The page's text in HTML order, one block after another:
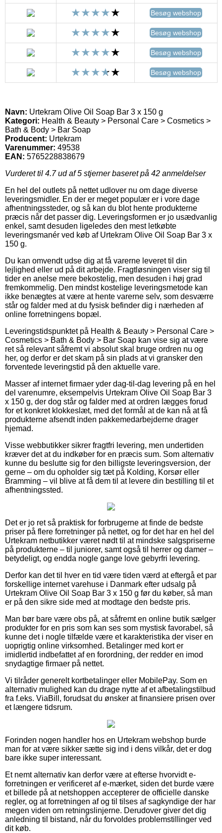
Besøg webshop
Besøg webshop
Besøg webshop
Besøg webshop
Navn: Urtekram Olive Oil Soap Bar 3 x 150 g
Kategori: Health & Beauty > Personal Care > Cosmetics >
Bath & Body > Bar Soap
Producent: Urtekram
Varenummer: 49538
EAN: 5765228838679
Vurderet til 4.7ud af 5 stjerner baseret på 42 anmeldelser
En hel del outlets på nettet udlover nu om dage diverse
leveringsmidler. En der er meget populær er i vore dage
afhentningssteder, og så kan du blot hente produkterne
præcis når det passer dig. Leveringsformen er jo usædvanlig
enkel, samt desuden ligeledes den mest letkøbte
leveringsmanér ved køb af Urtekram Olive Oil Soap Bar 3 x
150 g.
Du kan omvendt udse dig at få varerne leveret til din
lejlighed eller ud på dit arbejde. Fragtløsningen viser sig til
tider en anelse mere bekostelig, men desuden i høj grad
fremkommelig. Den mindst kostelige leveringsmetode kan
ikke benægtes at være at hente varerne selv, som desværre
står og falder med at du fysisk befinder dig i nærheden af
online forretningens bopæl.
Leveringstidspunktet på Health & Beauty > Personal Care >
Cosmetics > Bath & Body > Bar Soap kan vise sig at være
ret så relevant såfremt vi absolut skal bruge ordren nu og
her, og derfor er det skam på sin plads at vi gransker den
forventede leveringstid på den aktuelle vare.
Masser af internet firmaer yder dag-til-dag levering på en hel
del varenumre, eksempelvis Urtekram Olive Oil Soap Bar 3
x 150 g, der dog står og falder med at ordren lægges forud
for et konkret klokkeslæt, med det formål at de kan nå at få
produkterne afsendt inden pakkemedarbejderne drager
hjemad.
Visse webbutikker sikrer fragtfri levering, men undertiden
kræver det at du indkøber for en præcis sum. Som alternativ
kunne du beslutte sig for den billigste leveringsversion, der
gerne – om du opholder sig tæt på Kolding, Korsør eller
Bramming – vil blive at få dem til at levere din bestilling til et
afhentningssted.
Det er jo ret så praktisk for forbrugerne at finde de bedste
priser på flere forretninger på nettet, og for det har en hel del
Urtekram netbutikker været nødt til at mindske salgspriserne
på produkterne – til juniorer, samt også til herrer og damer –
betydeligt, og endda nogle gange love gebyrfri levering.
Derfor kan det til hver en tid være tiden værd at eftergå et par
forskellige internet varehuse i Danmark efter udsalg på
Urtekram Olive Oil Soap Bar 3 x 150 g før du køber, så man
er på den sikre side med at modtage den bedste pris.
Man bør bare være obs på, at såfremt en online butik sælger
produkter for en pris som kan ses som mystisk favorabel, så
kunne det i nogle tilfælde være et karakteristika der viser en
uoprigtig online virksomhed. Betalinger med kort er
imidlertid indbefattet af en forordning, der redder en imod
snydagtige firmaer på nettet.
Vi tilråder generelt kortbetalinger eller MobilePay. Som en
alternativ mulighed kan du drage nytte af et afbetalingstilbud
fra f.eks. ViaBill, forudsat du ønsker at finansiere prisen over
et længere tidsrum.
Forinden nogen handler hos en Urtekram webshop burde
man for at være sikker sætte sig ind i dens vilkår, det er dog
bare ikke super interessant.
Et nemt alternativ kan derfor være at efterse hvorvidt e-
forretningen er verificeret af e-mærket, siden det burde være
et billede på at netshoppen accepterer de officielle danske
regler, og at forretningen af og til tilses af sagkyndige der har
megen viden om retningslinjerne. Derudover giver det dig
anledning til bistand, når du forvoldes problemstillinger ved
dit køb.